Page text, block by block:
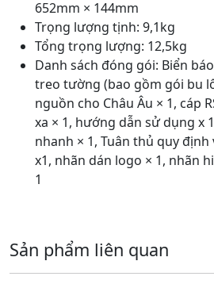
652mm × 144mm
Trọng lượng tịnh: 9,1kg
Tổng trọng lượng: 12,5kg
Danh sách đóng gói: Biển
treo tường (bao gồm gói bu
nguồn cho Châu Âu × 1, cáp
xa × 1, hướng dẫn sử dụng x
nhanh × 1, Tuân thủ quy
x1, nhãn dán logo × 1, nhãn
1
Sản phẩm liên quan